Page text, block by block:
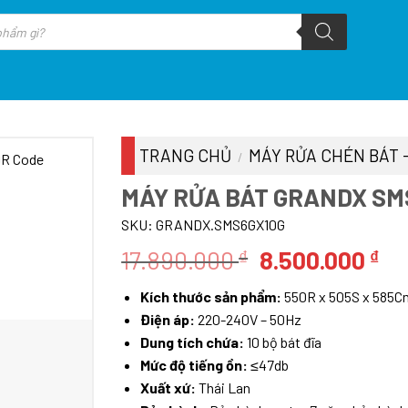
TRANG CHỦ / MÁY RỬA CHÉN BÁT
MÁY RỬA BÁT GRANDX
SKU: GRANDX.SMS6GX10G
17.890.000₫ Giá
gốc
là:
17.890.000 ₫.
8.500.000 ₫
tại
Kích thước sản phẩm: 550R x 505S x
Điện áp: 220-240V – 50Hz
Dung tích chứa: 10 bộ bát đĩa
Mức độ tiếng ồn: ≤47db
Xuất xứ: Thái Lan